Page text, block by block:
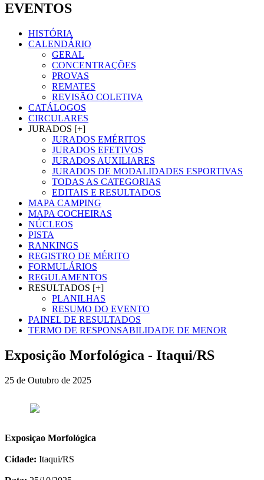
EVENTOS
HISTÓRIA
CALENDÁRIO
GERAL
CONCENTRAÇÕES
PROVAS
REMATES
REVISÃO COLETIVA
CATÁLOGOS
CIRCULARES
JURADOS [+]
JURADOS EMÉRITOS
JURADOS EFETIVOS
JURADOS AUXILIARES
JURADOS DE MODALIDADES ESPORTIVAS
TODAS AS CATEGORIAS
EDITAIS E RESULTADOS
MAPA CAMPING
MAPA COCHEIRAS
NÚCLEOS
PISTA
RANKINGS
REGISTRO DE MÉRITO
FORMULÁRIOS
REGULAMENTOS
RESULTADOS [+]
PLANILHAS
RESUMO DO EVENTO
PAINEL DE RESULTADOS
TERMO DE RESPONSABILIDADE DE MENOR
Exposição Morfológica - Itaqui/RS
25 de Outubro de 2025
Exposiçao Morfológica
Cidade: Itaqui/RS